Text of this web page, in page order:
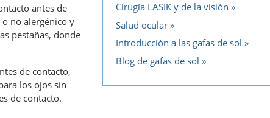
antes de
no alergénico y
pestañas, donde
de contacto,
los ojos sin
de contacto.
Cirugía LASIK y de la visión
Salud ocular
Introducción a las gafas de sol
Blog de gafas de sol